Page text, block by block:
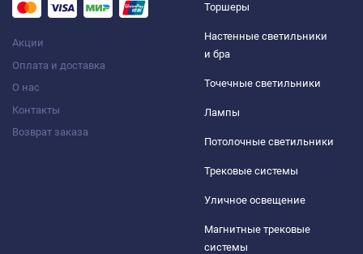
Акции
Оплата и доставка
О нас
Контакты
Возврат заказа
Торшеры
Настенные светильники
и бра
Точечные светильники
Лампы
Потолочные светильники
Трековые системы
Уличное освещение
Магнитные трековые
системы